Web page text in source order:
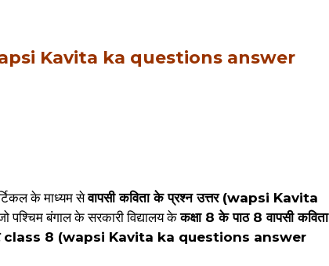
(wapsi Kavita ka questions answer
के माध्यम सेवापसी कविता के प्रश्न उत्तर (wapsi Kavita
पश्चिम बंगाल के सरकारी विद्यालय केकक्षा 8 के पाठ 8 वापसी कविता
class 8 (wapsi Kavita ka questions answer